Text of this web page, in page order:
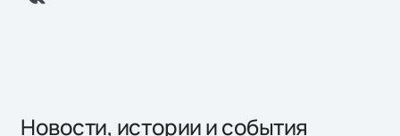
Новости, истории и события